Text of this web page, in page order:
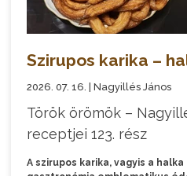
Szirupos karika –
2026. 07. 16. | Nagyillés János
Török örömök –
receptjei 123. rész
A szirupos karika, vagyis a